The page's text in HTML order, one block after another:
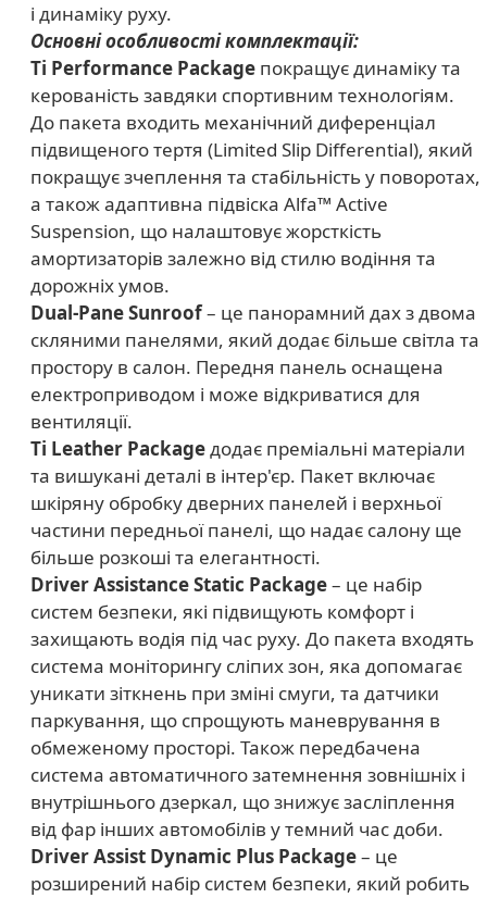
і динаміку руху.
Основні особливості комплектації:
Ti Performance Package покращує динаміку та
керованість завдяки спортивним технологіям.
До пакета входить механічний диференціал
підвищеного тертя (Limited Slip Differential), який
покращує зчеплення та стабільність у поворотах,
а також адаптивна підвіска Alfa™ Active
Suspension, що налаштовує жорсткість
амортизаторів залежно від стилю водіння та
дорожніх умов.
Dual-Pane Sunroof– це панорамний дах з двома
скляними панелями, який додає більше світла та
простору в салон. Передня панель оснащена
електроприводом і може відкриватися для
вентиляції.
Ti Leather Packageдодає преміальні матеріали
та вишукані деталі в інтер'єр. Пакет включає
шкіряну обробку дверних панелей і верхньої
частини передньої панелі, що надає салону ще
більше розкоші та елегантності.
Driver Assistance Static Package– це набір
систем безпеки, які підвищують комфорт і
захищають водія під час руху. До пакета входять
система моніторингу сліпих зон, яка допомагає
уникати зіткнень при зміні смуги, та датчики
паркування, що спрощують маневрування в
обмеженому просторі. Також передбачена
система автоматичного затемнення зовнішніх і
внутрішнього дзеркал, що знижує засліплення
від фар інших автомобілів у темний час доби.
Driver Assist Dynamic Plus Package– це
розширений набір систем безпеки, який робить